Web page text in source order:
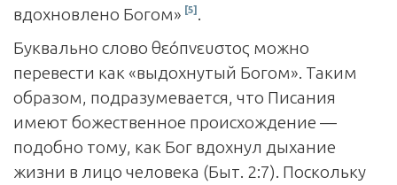
вдохновлено Богом» [5] .
Буквально слово θεόπνευστος можно
перевести как «выдохнутый Богом». Таким
образом, подразумевается, что Писания
имеют божественное происхождение —
подобно тому, как Бог вдохнул дыхание
жизни в лицо человека (Быт. 2:7). Поскольку